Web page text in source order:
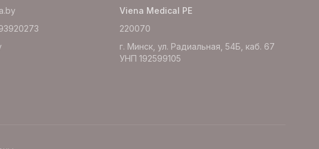
Viena Medical PE
220070
г. Минск, ул. Радиальная, 54Б, каб. 67
УНП 192599105